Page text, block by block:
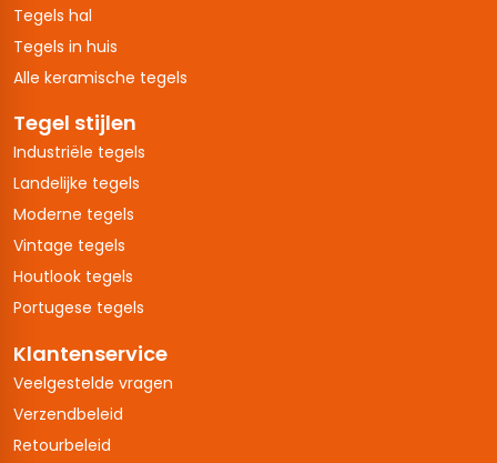
Tegels hal
Tegels in huis
Alle keramische tegels
Tegel stijlen
Industriële tegels
Landelijke tegels
Moderne tegels
Vintage tegels
Houtlook tegels
Portugese tegels
Klantenservice
Veelgestelde vragen
Verzendbeleid
Retourbeleid